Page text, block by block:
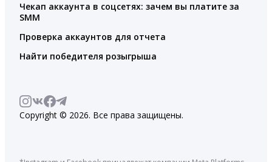
Чекап аккаунта в соцсетях: зачем вы платите за
SMM
Проверка аккаунтов для отчета
Найти победителя розыгрыша
Copyright © 2026. Все права защищены.